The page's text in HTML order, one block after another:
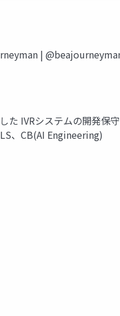
|
IVRシステムの開発保
、CB(AI Engineering)